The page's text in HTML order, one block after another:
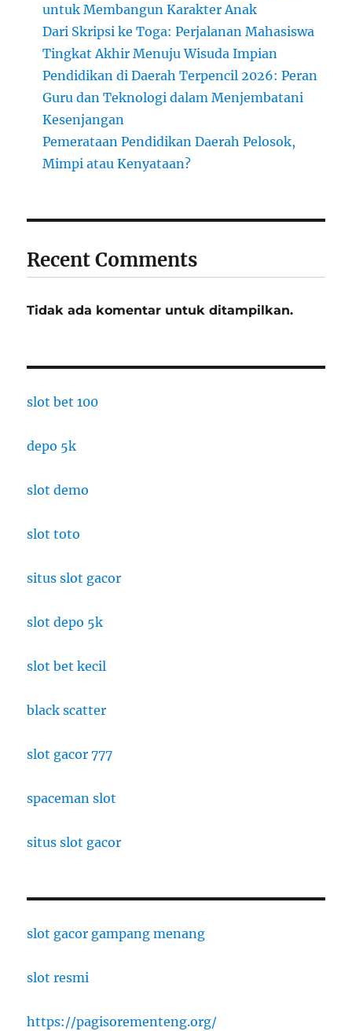
untuk Membangun Karakter Anak
Dari Skripsi ke Toga: Perjalanan Mahasiswa
Tingkat Akhir Menuju Wisuda Impian
Pendidikan di Daerah Terpencil 2026: Peran
Guru dan Teknologi dalam Menjembatani
Kesenjangan
Pemerataan Pendidikan Daerah Pelosok,
Mimpi atau Kenyataan?
Recent Comments
Tidak ada komentar untuk ditampilkan.
slot bet 100
depo 5k
slot demo
slot toto
situs slot gacor
slot depo 5k
slot bet kecil
black scatter
slot gacor 777
spaceman slot
situs slot gacor
slot gacor gampang menang
slot resmi
https://pagisorementeng.org/